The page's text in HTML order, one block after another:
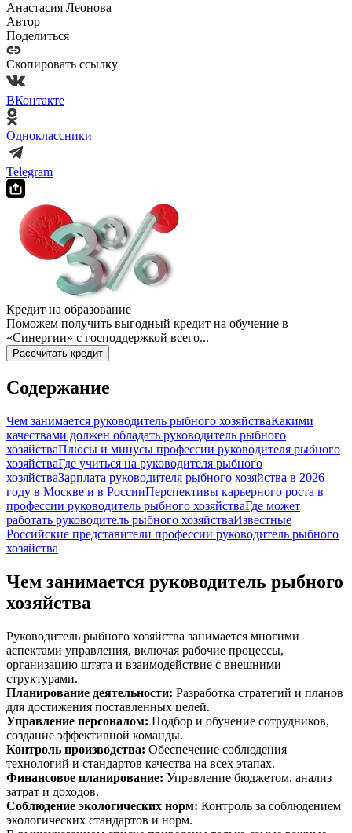
Анастасия Леонова
Автор
Поделиться
Скопировать ссылку
ВКонтакте
Одноклассники
Telegram
Кредит на образование
Поможем получить выгодный кредит на обучение в
«Синергии» с господдержкой всего...
Рассчитать кредит
Содержание
Чем занимается руководитель рыбного хозяйстваКакими
качествами должен обладать руководитель рыбного
хозяйстваПлюсы и минусы профессии руководителя рыбного
хозяйстваГде учиться на руководителя рыбного
хозяйстваЗарплата руководителя рыбного хозяйства в 2026
году в Москве и в РоссииПерспективы карьерного роста в
профессии руководитель рыбного хозяйстваГде может
работать руководитель рыбного хозяйстваИзвестные
Российские представители профессии руководитель рыбного
хозяйства
Чем занимается руководитель рыбного
хозяйства
Руководитель рыбного хозяйства занимается многими
аспектами управления, включая рабочие процессы,
организацию штата и взаимодействие с внешними
структурами.
Планирование деятельности: Разработка стратегий и планов
для достижения поставленных целей.
Управление персоналом: Подбор и обучение сотрудников,
создание эффективной команды.
Контроль производства: Обеспечение соблюдения
технологий и стандартов качества на всех этапах.
Финансовое планирование: Управление бюджетом, анализ
затрат и доходов.
Соблюдение экологических норм: Контроль за соблюдением
экологических стандартов и норм.